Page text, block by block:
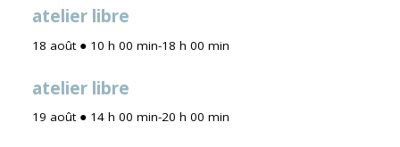
atelier libre
18 août ● 10 h 00 min-18 h 00 min
atelier libre
19 août ● 14 h 00 min-20 h 00 min